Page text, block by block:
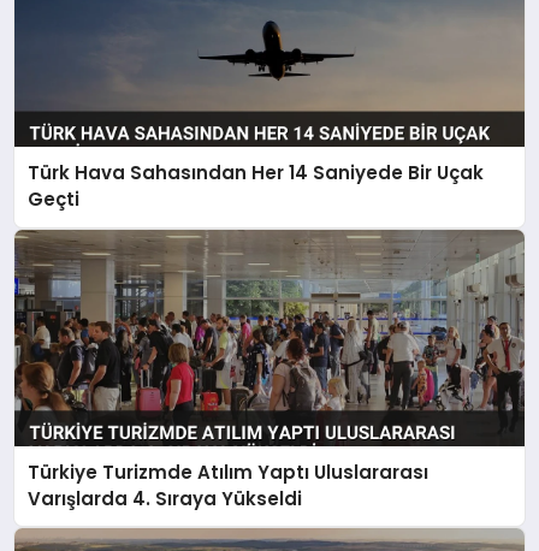
Türk Hava Sahasından Her 14 Saniyede Bir Uçak
Geçti
Türkiye Turizmde Atılım Yaptı Uluslararası
Varışlarda 4. Sıraya Yükseldi